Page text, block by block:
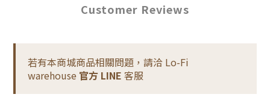
Customer Reviews
若有本商城商品相關問題，請洽 Lo-Fi
warehouse 官方 LINE 客服